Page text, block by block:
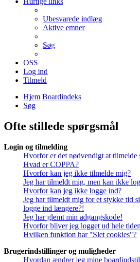
Ubesvarede indlæg
Aktive emner
Søg
OSS
Log ind
Tilmeld
Hjem Boardindeks
Søg
Ofte stillede spørgsmål
Login og tilmelding
Hvorfor er det nødvendigt at tilmelde
Hvad er COPPA?
Hvorfor kan jeg ikke tilmelde mig?
Jeg har tilmeldt mig, men kan ikke
Hvorfor kan jeg ikke logge ind?
Jeg har tilmeldt mig for et stykke tid
logge ind længere?!
Jeg har glemt min adgangskode!
Hvorfor bliver jeg logget ud hele
Hvilken funktion har "Slet cookies"?
Brugerindstillinger og muligheder
Hvordan ændrer jeg mine